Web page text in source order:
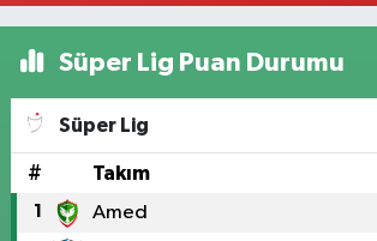
Süper Lig Puan Durumu
Süper Lig
# Takım
1 Amed